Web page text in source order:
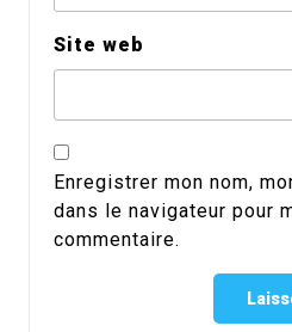
Site web
Enregistrer mon nom,
dans le navigateur pour
commentaire.